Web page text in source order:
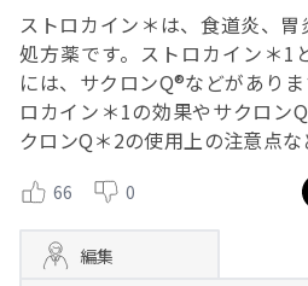
ストロカイン＊は、食道炎、
処方薬です。ストロカイン＊1
には、サクロンQ®などがあり
ロカイン＊1の効果やサクロン
クロンQ＊2の使用上の注意点な
66 0
編集